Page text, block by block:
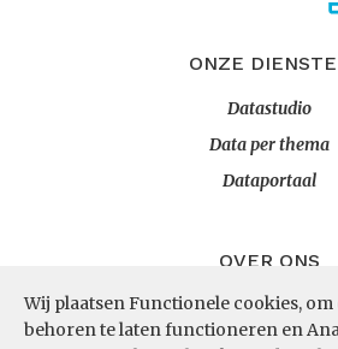
Wij plaatsen Functionele cookies,
behoren te laten functioneren en
ONZE
Datastudio
Data per thema
Dataportaal
OVER ONS
InZicht
Contact